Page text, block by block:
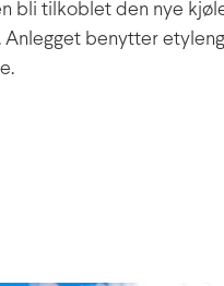
bli tilkoblet den nye
Anlegget benytter